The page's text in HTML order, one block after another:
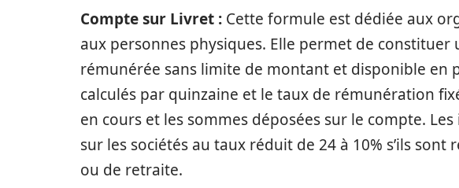
Compte sur Livret : Cette formule est dédiée aux
aux personnes physiques. Elle permet de
rémunérée sans limite de montant et disponible en
calculés par quinzaine et le taux de rémunération
en cours et les sommes déposées sur le compte.
sur les sociétés au taux réduit de 24 à 10% s’ils sont
ou de retraite.